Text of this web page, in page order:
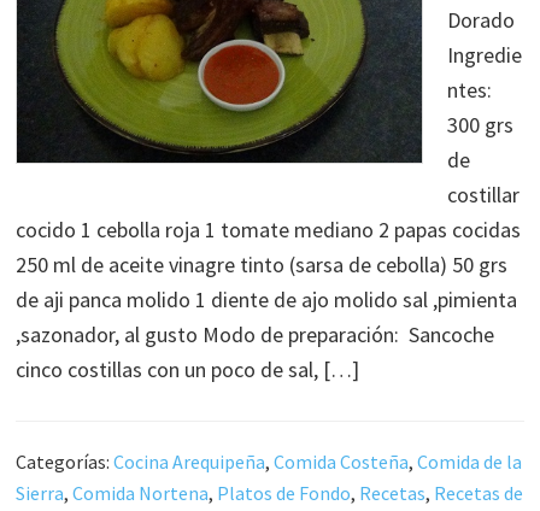
Dorado
Ingredie
ntes:
300 grs
de
costillar
cocido 1 cebolla roja 1 tomate mediano 2 papas cocidas
250 ml de aceite vinagre tinto (sarsa de cebolla) 50 grs
de aji panca molido 1 diente de ajo molido sal ,pimienta
,sazonador, al gusto Modo de preparación: Sancoche
cinco costillas con un poco de sal, […]
Categorías:Cocina Arequipeña,Comida Costeña,Comida de la
Sierra,Comida Nortena, Platos de Fondo, Recetas, Recetas de